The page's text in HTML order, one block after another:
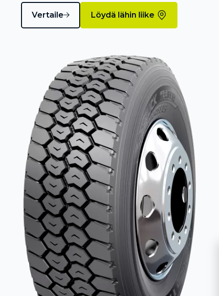
Vertaile Löydä lähin liike